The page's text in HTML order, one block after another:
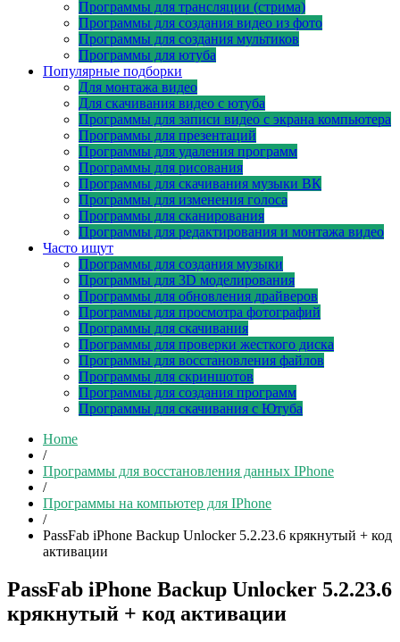
Программы для трансляции (стрима)
Программы для создания видео из фото
Программы для создания мультиков
Программы для ютуба
Популярные подборки
Для монтажа видео
Для скачивания видео с ютуба
Программы для записи видео с экрана компьютера
Программы для презентаций
Программы для удаления программ
Программы для рисования
Программы для скачивания музыки ВК
Программы для изменения голоса
Программы для сканирования
Программы для редактирования и монтажа видео
Часто ищут
Программы для создания музыки
Программы для 3D моделирования
Программы для обновления драйверов
Программы для просмотра фотографий
Программы для скачивания
Программы для проверки жесткого диска
Программы для восстановления файлов
Программы для скриншотов
Программы для создания программ
Программы для скачивания с Ютуба
Home
/
Программы для восстановления данных IPhone
/
Программы на компьютер для IPhone
/
PassFab iPhone Backup Unlocker 5.2.23.6 крякнутый + код
активации
PassFab iPhone Backup Unlocker 5.2.23.6
крякнутый + код активации